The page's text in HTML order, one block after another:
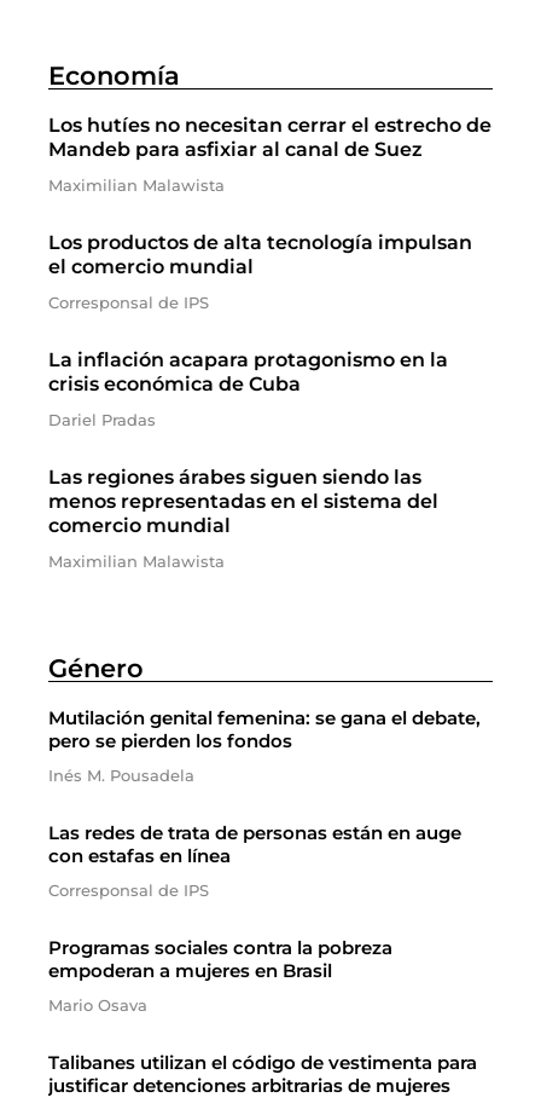
Economía
Los hutíes no necesitan cerrar el estrecho de
Mandeb para asfixiar al canal de Suez
Maximilian Malawista
Los productos de alta tecnología impulsan
el comercio mundial
Corresponsal de IPS
La inflación acapara protagonismo en la
crisis económica de Cuba
Dariel Pradas
Las regiones árabes siguen siendo las
menos representadas en el sistema del
comercio mundial
Maximilian Malawista
Género
Mutilación genital femenina: se gana el debate,
pero se pierden los fondos
Inés M. Pousadela
Las redes de trata de personas están en auge
con estafas en línea
Corresponsal de IPS
Programas sociales contra la pobreza
empoderan a mujeres en Brasil
Mario Osava
Talibanes utilizan el código de vestimenta para
justificar detenciones arbitrarias de mujeres